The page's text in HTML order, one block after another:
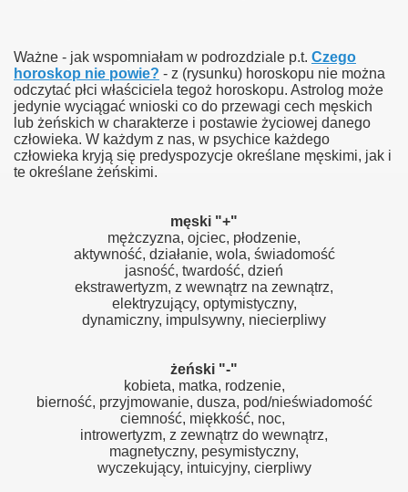
Ważne - jak wspomniałam w podrozdziale p.t. Czego
horoskop nie powie? - z (rysunku) horoskopu nie można
odczytać płci właściciela tegoż horoskopu. Astrolog może
jedynie wyciągać wnioski co do przewagi cech męskich
lub żeńskich w charakterze i postawie życiowej danego
człowieka. W każdym z nas, w psychice każdego
człowieka kryją się predyspozycje określane męskimi, jak i
te określane żeńskimi.
męski "+"
mężczyzna, ojciec, płodzenie,
aktywność, działanie, wola, świadomość
jasność, twardość, dzień
ekstrawertyzm, z wewnątrz na zewnątrz,
elektryzujący, optymistyczny,
dynamiczny, impulsywny, niecierpliwy
żeński "-"
kobieta, matka, rodzenie,
bierność, przyjmowanie, dusza, pod/nieświadomość
ciemność, miękkość, noc,
introwertyzm, z zewnątrz do wewnątrz,
magnetyczny, pesymistyczny,
wyczekujący, intuicyjny, cierpliwy